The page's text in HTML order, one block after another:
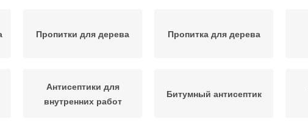
Пропитки для дерева Пропитка для дерева
Антисептики для
внутренних работ
Битумный антисептик